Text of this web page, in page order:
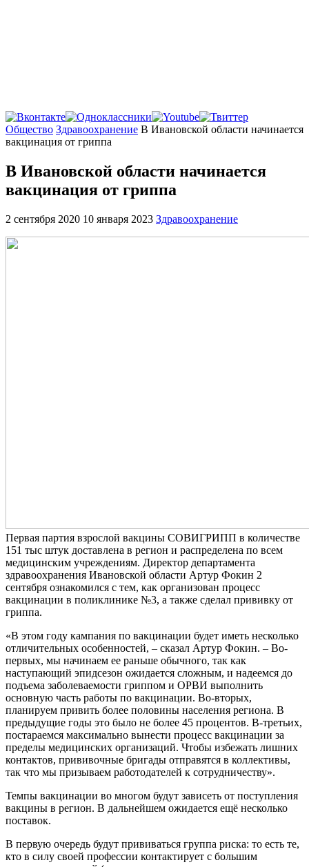
Главная
Общество Здравоохранение В Ивановской области начинается
вакцинация от гриппа
В Ивановской области начинается
вакцинация от гриппа
2 сентября 2020 10 января 2023 Здравоохранение
Первая партия взрослой вакцины СОВИГРИПП в количестве
151 тыс штук доставлена в регион и распределена по всем
медицинским учреждениям. Директор департамента
здравоохранения Ивановской области Артур Фокин 2
сентября ознакомился с тем, как организован процесс
вакцинации в поликлинике №3, а также сделал прививку от
гриппа.
«В этом году кампания по вакцинации будет иметь несколько
отличительных особенностей, – сказал Артур Фокин. – Во-
первых, мы начинаем ее раньше обычного, так как
наступающий эпидсезон ожидается сложным, и надеемся до
подъема заболеваемости гриппом и ОРВИ выполнить
основную часть работы по вакцинации. Во-вторых,
планируем привить более половины населения региона. В
предыдущие годы это было не более 45 процентов. В-третьих,
постараемся максимально вынести процесс вакцинации за
пределы медицинских организаций. Чтобы избежать лишних
контактов, прививочные бригады отправятся в коллективы,
так что мы призываем работодателей к сотрудничеству».
Темпы вакцинации во многом будут зависеть от поступления
вакцины в регион. В дальнейшем ожидается ещё несколько
поставок.
В первую очередь будут прививаться группа риска: то есть те,
кто в силу своей профессии контактирует с большим